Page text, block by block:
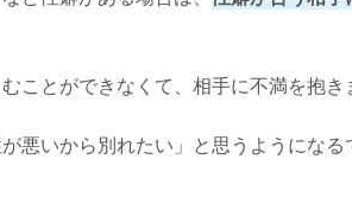
ことができなくて、相手に不満を抱き
悪いから別れたい」と思うようになる